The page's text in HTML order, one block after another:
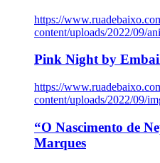
https://
content/uploads/2022/09/
Pink Night by
https://
content/uploads/2022/09/
“O Nascimento de
Marques